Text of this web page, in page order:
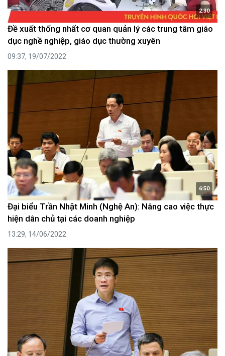
2:30
Đề xuất thống nhất cơ quan quản lý các trung tâm giáo
dục nghề nghiệp, giáo dục thường xuyên
09:37, 19/07/2022
6:50
Đại biểu Trần Nhật Minh (Nghệ An): Nâng cao việc thực
hiện dân chủ tại các doanh nghiệp
13:29, 14/06/2022